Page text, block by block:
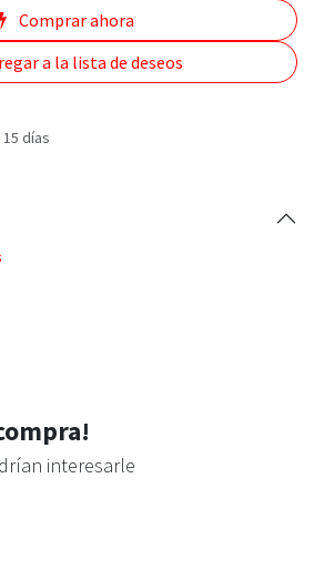
Comprar ahora
a la lista de deseos
días
interesarle